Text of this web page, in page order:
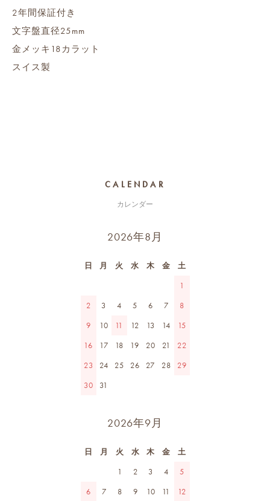
2年間保証付き
文字盤直径25mm
金メッキ18カラット
スイス製
CALENDAR
カレンダー
2026年8月
日 月 火 水 木 金
土
1
2
3 4 5 6 7
8
9
10 11 12 13 14
15
16
17 18 19 20 21
22
23
24 25 26 27 28
29
30
31
2026年9月
日 月 火 水 木 金
土
1
2 3 4
5
6
7 8 9 10 11 12